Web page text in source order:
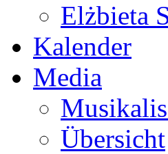
Elżbieta
Kalender
Media
Übersicht